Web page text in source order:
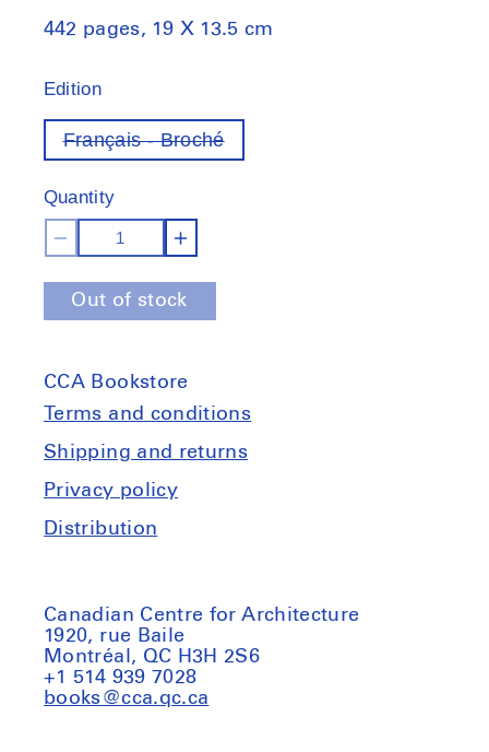
442 pages, 19 X 13.5 cm
Edition
Français - BrochéVariant
out
Quantity
Decrease
quantity
for
la
banque
et
le
rentier
:
évolution
du
logement
capitaliste
Increase
quantity
for
la
banque
et
le
évolution
du
logement
capitaliste
Out of stock
CCA Bookstore
Terms and conditions
Shipping and returns
Privacy policy
Distribution
Canadian Centre for Architecture
1920, rue Baile
Montréal, QC H3H 2S6
+1 514 939 7028
books@cca.qc.ca